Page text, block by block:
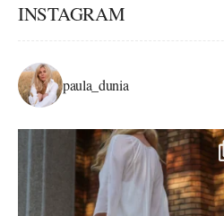
INSTAGRAM
paula_dunia